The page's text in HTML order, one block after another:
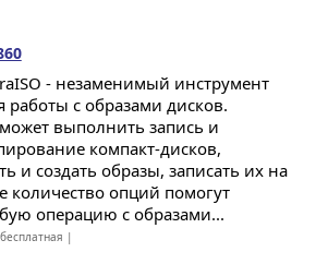
- незаменимый инструмент
работы с образами дисков.
выполнить запись и
компакт-дисков,
и создать образы, записать их на
количество опций помогут
операцию с образами...
|